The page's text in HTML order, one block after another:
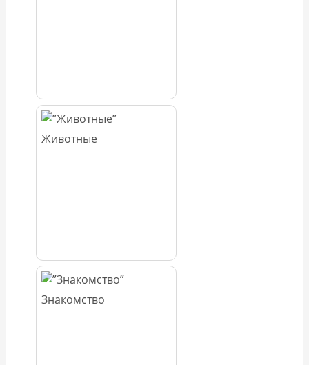
Животные
Знакомство